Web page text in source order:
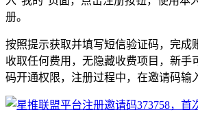
册。
按照提示获取并填写短信验证码，完成
收取任何费用，无隐藏收费项目，新手
码开通权限，注册过程中，在邀请码输